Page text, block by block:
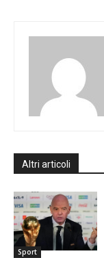
Altri articoli
Sport